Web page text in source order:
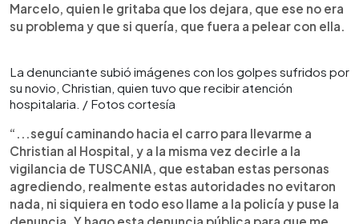
Marcelo, quien le gritaba que los dejara, que ese no era
su problema y que si quería, que fuera a pelear con ella.
La denunciante subió imágenes con los golpes sufridos por
su novio, Christian, quien tuvo que recibir atención
hospitalaria. / Fotos cortesía
“...seguí caminando hacia el carro para llevarme a
Christian al Hospital, y a la misma vez decirle a la
vigilancia de TUSCANIA, que estaban estas personas
agrediendo, realmente estas autoridades no evitaron
nada, ni siquiera en todo eso llame a la policía y puse la